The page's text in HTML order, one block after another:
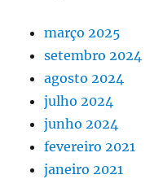
março 2025
setembro 2024
agosto 2024
julho 2024
junho 2024
fevereiro 2021
janeiro 2021